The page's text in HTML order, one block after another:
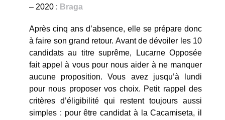
– 2020 : Braga
Après cinq ans d’absence, elle se prépare donc
à faire son grand retour. Avant de dévoiler les 10
candidats au titre suprême, Lucarne Opposée
fait appel à vous pour nous aider à ne manquer
aucune proposition. Vous avez jusqu’à lundi
pour nous proposer vos choix. Petit rappel des
critères d’éligibilité qui restent toujours aussi
simples : pour être candidat à la Cacamiseta, il